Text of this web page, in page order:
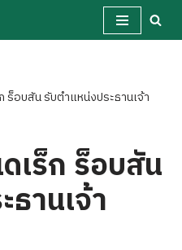
ร็อบสัน รับตำแหน่งประธานเจ้า
เร็ก ร็อบสัน
านเจ้า